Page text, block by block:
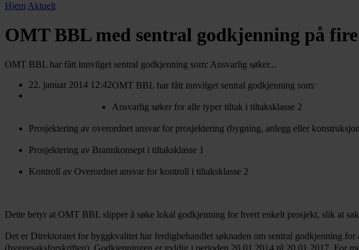
Hjem Aktuelt
OMT BBL med sentral godkjenning på
OMT BBL har fått innvilget sentral godkjenning som: Ansvarlig søker...
22. januar 2014 12:42OMT BBL har fått innvilget sentral godkjenning som:
Ansvarlig søker for alle typer tiltak i tiltaksklasse 2
Prosjektering av overordnet ansvar for prosjektering (bygning, anlegg eller
Prosjektering av Brannkonsept i tiltaksklasse 1
Kontroll av Overordnet ansvar for kontroll i tiltaksklasse 2
Dette betyr at OMT BBL slipper å søke lokal godkjenning for hvert enkelt prosjekt, slik at
Det er Direktoratet for byggkvalitet har ferdigbehandlet søknaden om sentral godkjenning
(byggesaksforskriften). Godkjenningen er gyldig i perioden 20.01.2014 til 20.01.2017. For